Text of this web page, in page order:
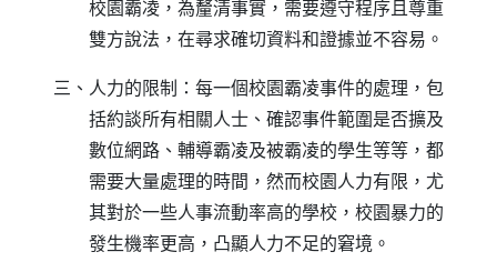
校園霸凌，為釐清事實，需要遵守程序且尊重
雙方說法，在尋求確切資料和證據並不容易。
三、人力的限制：每一個校園霸凌事件的處理，包
括約談所有相關人士、確認事件範圍是否擴及
數位網路、輔導霸凌及被霸凌的學生等等，都
需要大量處理的時間，然而校園人力有限，尤
其對於一些人事流動率高的學校，校園暴力的
發生機率更高，凸顯人力不足的窘境。